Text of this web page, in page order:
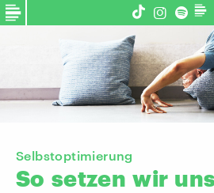
Selbstoptimierung
So setzen wir